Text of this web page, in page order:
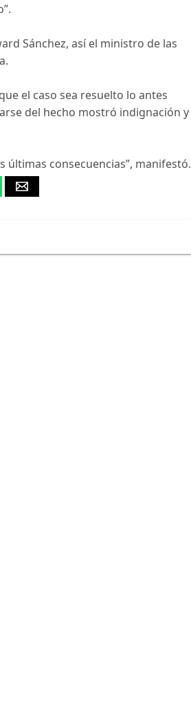
Sánchez, así el ministro de las
el caso sea resuelto lo antes
del hecho mostró indignación y
últimas consecuencias”, manifestó.